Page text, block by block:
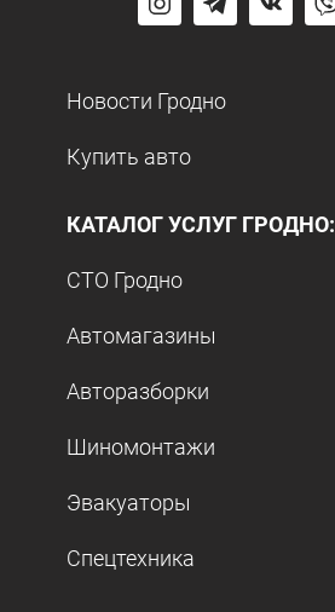
Новости Гродно
Купить авто
КАТАЛОГ УСЛУГ ГРОДНО:
СТО Гродно
Автомагазины
Авторазборки
Шиномонтажи
Эвакуаторы
Спецтехника